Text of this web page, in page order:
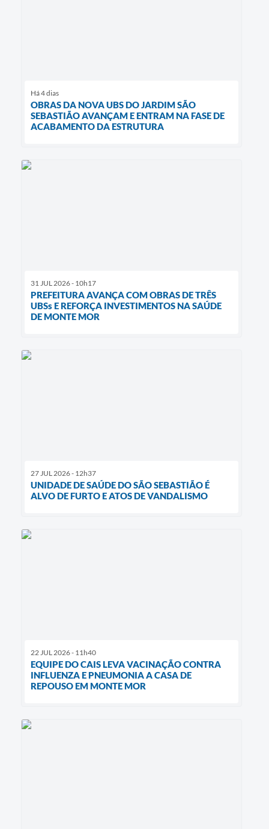
Há 4 dias
OBRAS DA NOVA UBS DO JARDIM SÃO
SEBASTIÃO AVANÇAM E ENTRAM NA FASE DE
ACABAMENTO DA ESTRUTURA
31 JUL 2026 - 10h17
PREFEITURA AVANÇA COM OBRAS DE TRÊS
UBSs E REFORÇA INVESTIMENTOS NA SAÚDE
DE MONTE MOR
27 JUL 2026 - 12h37
UNIDADE DE SAÚDE DO SÃO SEBASTIÃO É
ALVO DE FURTO E ATOS DE VANDALISMO
22 JUL 2026 - 11h40
EQUIPE DO CAIS LEVA VACINAÇÃO CONTRA
INFLUENZA E PNEUMONIA A CASA DE
REPOUSO EM MONTE MOR